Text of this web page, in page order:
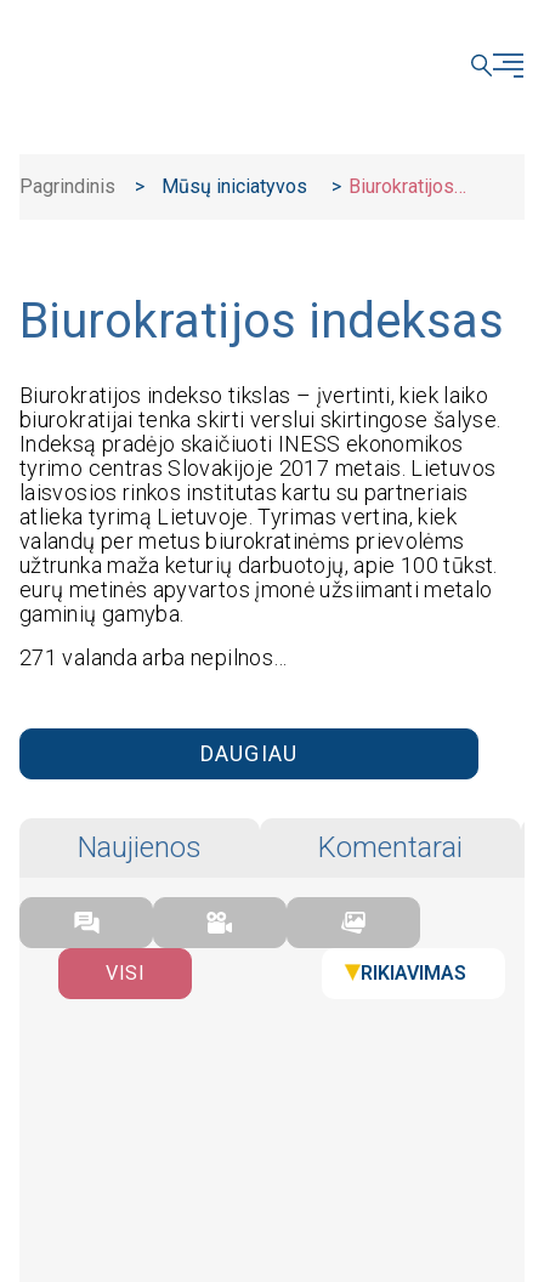
Pagrindinis > Mūsų iniciatyvos > Biurokratijos
Biurokratijos indeksas
Biurokratijos indekso tikslas – įvertinti, kiek laiko
biurokratijai tenka skirti verslui skirtingose šalyse.
Indeksą pradėjo skaičiuoti INESS ekonomikos
tyrimo centras Slovakijoje 2017 metais. Lietuvos
laisvosios rinkos institutas kartu su partneriais
atlieka tyrimą Lietuvoje. Tyrimas vertina, kiek
valandų per metus biurokratinėms prievolėms
užtrunka maža keturių darbuotojų, apie 100 tūkst.
eurų metinės apyvartos įmonė užsiimanti metalo
gaminių gamyba.
271 valanda arba nepilnos…
DAUGIAU
Naujienos Komentarai
VISI RIKIAVIMAS
UŽDARYTI